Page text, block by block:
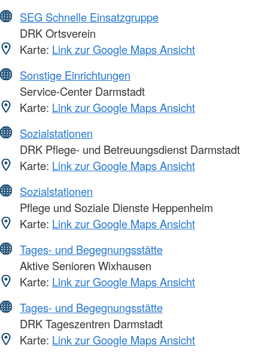
SEG Schnelle Einsatzgruppe
DRK Ortsverein
Karte: Link zur Google Maps Ansicht
Sonstige Einrichtungen
Service-Center Darmstadt
Karte: Link zur Google Maps Ansicht
Sozialstationen
DRK Pflege- und Betreuungsdienst Darmstadt
Karte: Link zur Google Maps Ansicht
Sozialstationen
Pflege und Soziale Dienste Heppenheim
Karte: Link zur Google Maps Ansicht
Tages- und Begegnungsstätte
Aktive Senioren Wixhausen
Karte: Link zur Google Maps Ansicht
Tages- und Begegnungsstätte
DRK Tageszentren Darmstadt
Karte: Link zur Google Maps Ansicht